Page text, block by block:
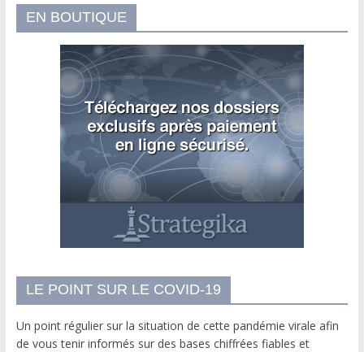
EN BOUTIQUE
LE POINT SUR LE COVID-19
Un point régulier sur la situation de cette pandémie virale afin
de vous tenir informés sur des bases chiffrées fiables et